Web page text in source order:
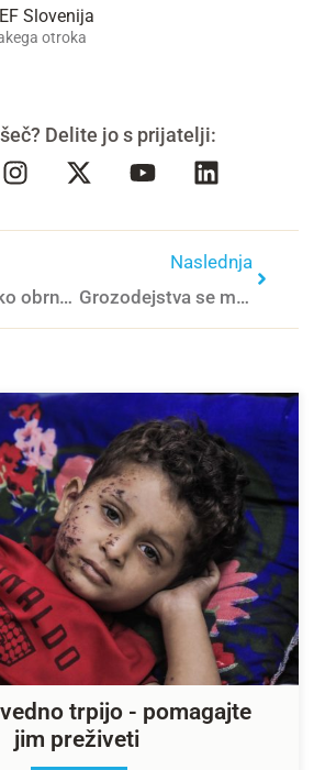
Slovenija
otroka
Delite jo s prijatelji:
Kam se lahko obrneš, ko si v stiski oz. v težavah, ko potrebuješ pogovor in pomoč?
Naslednja
Grozodejstva se morajo končati
trpijo - pomagajte
jim preživeti